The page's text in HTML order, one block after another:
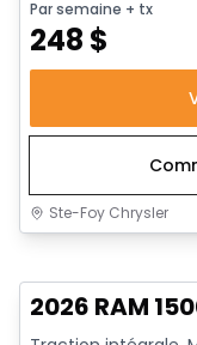
Par semaine + tx
248 $
Ste-Foy Chrysler
2026 RAM